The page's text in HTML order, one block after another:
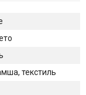
текстиль